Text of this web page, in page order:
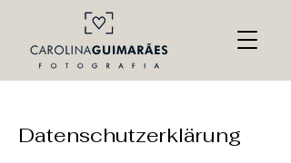
Datenschutzerklärung